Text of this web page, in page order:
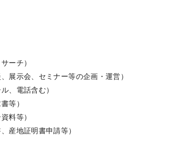
ーチ）
展示会、セミナー等の企画・運営）
、電話含む）
等）
料等）
産地証明書申請等）